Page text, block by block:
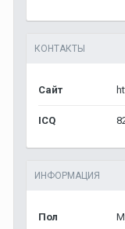
КОНТАКТЫ
Сайт
ICQ
ИНФОРМАЦИЯ
Пол